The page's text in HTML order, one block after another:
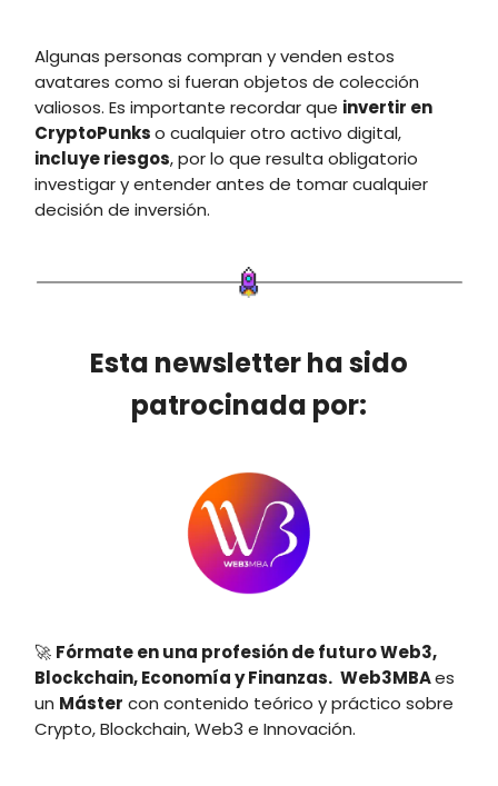
Algunas personas compran y venden estos
avatares como si fueran objetos de colección
valiosos. Es importante recordar que invertir en
CryptoPunkso cualquier otro activo digital,
incluye riesgos, por lo que resulta obligatorio
investigar y entender antes de tomar cualquier
decisión de inversión.
Esta newsletter ha sido
patrocinada por:
🚀 Fórmate en una profesión de futuro Web3,
Blockchain, Economía y Finanzas. Web3MBAes
un Máster con contenido teórico y práctico sobre
Crypto, Blockchain, Web3 e Innovación.